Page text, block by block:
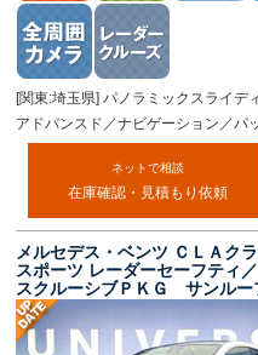
[関東:埼玉県] パノラミックスライ
アドバンスド／ナビゲーション／パ
ネットで相談
在庫確認・見積もり依頼
メルセデス・ベンツ ＣＬＡク
スポーツ レーダーセーフティ
スクルーシブＰＫＧ サンル
ｈａｒｍａｎ／ｋａｒｄｏｎ
ヒーター 禁煙車 バックカ
ＴＣ パワーシート